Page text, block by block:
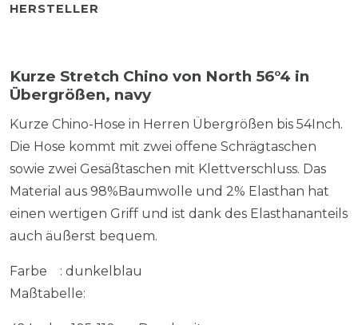
HERSTELLER
Kurze Stretch Chino von North 56°4 in
Übergrößen, navy
Kurze Chino-Hose in Herren Übergrößen bis 54Inch.
Die Hose kommt mit zwei offene Schrägtaschen
sowie zwei Gesäßtaschen mit Klettverschluss. Das
Material aus 98%Baumwolle und 2% Elasthan hat
einen wertigen Griff und ist dank des Elasthananteils
auch äußerst bequem.
Farbe : dunkelblau
Maßtabelle: